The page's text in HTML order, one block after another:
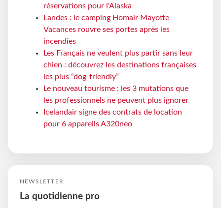
réservations pour l'Alaska
Landes : le camping Homair Mayotte
Vacances rouvre ses portes après les
incendies
Les Français ne veulent plus partir sans leur
chien : découvrez les destinations françaises
les plus “dog-friendly”
Le nouveau tourisme : les 3 mutations que
les professionnels ne peuvent plus ignorer
Icelandair signe des contrats de location
pour 6 appareils A320neo
NEWSLETTER
La quotidienne pro